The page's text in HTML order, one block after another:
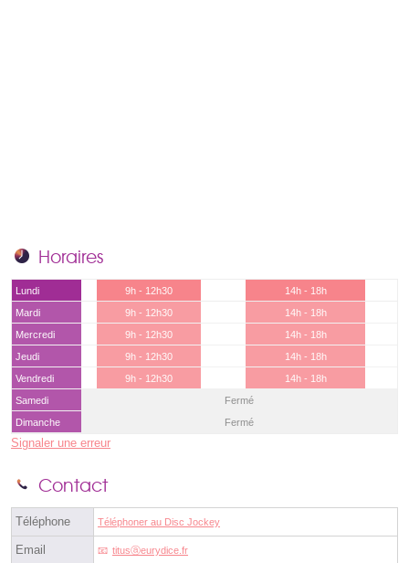
Horaires
Lundi 9h - 12h30
14h - 18h
Mardi
9h - 12h30
14h - 18h
Mercredi
9h - 12h30
14h - 18h
Jeudi
9h - 12h30
14h - 18h
Vendredi
9h - 12h30
14h - 18h
Samedi
Fermé
Dimanche
Fermé
Signaler une erreur
Contact
Téléphone Téléphoner au Disc Jockey
Email titusⓐeurydice.fr